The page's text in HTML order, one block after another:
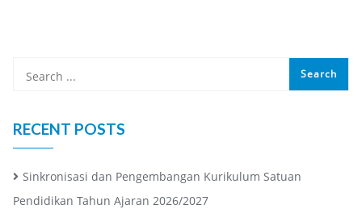
RECENT POSTS
Sinkronisasi dan Pengembangan Kurikulum Satuan
Pendidikan Tahun Ajaran 2026/2027